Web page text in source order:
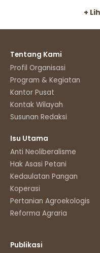
+
Tentang Kami
Profil Organisasi
Program & Kegiatan
Kantor Pusat
Kontak Wilayah
Susunan Redaksi
Isu Utama
Anti Neoliberalisme
Hak Asasi Petani
Kedaulatan Pangan
Koperasi
Pertanian Agroekologis
Reforma Agraria
Publikasi